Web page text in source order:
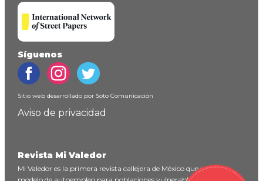
Síguenos
Sitio web desarrollado por Soto Comunicación
Aviso de privacidad
Revista Mi Valedor
Mi Valedor es la primera revista callejera de México que ofrece un